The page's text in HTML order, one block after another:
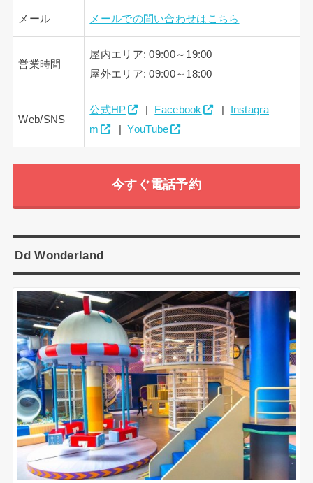
メール メールでの問い合わせはこちら
営業時間
屋内エリア: 09:00～19:00
屋外エリア: 09:00～18:00
Web/SNS
公式HP Facebook
Instagra
m
|YouTube
今すぐ電話予約
Dd Wonderland